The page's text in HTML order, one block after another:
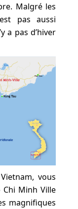
Malgré les
pas aussi
a pas d’hiver
vous
Minh Ville
magnifiques